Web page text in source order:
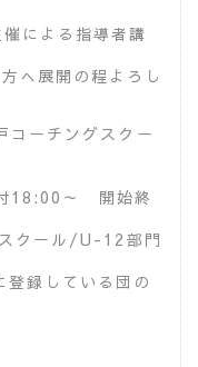
による指導者講
へ展開の程よろし
コーチングスクー
18:00～ 開始終
クール/U-12部門
録している団の